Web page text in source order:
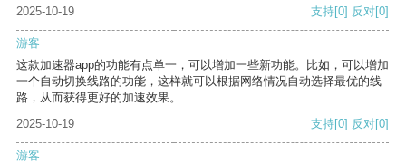
2025-10-19 支持[0] 反对[0]
游客
这款加速器app的功能有点单一，可以增加一些新功能。比如，可以增加
一个自动切换线路的功能，这样就可以根据网络情况自动选择最优的线
路，从而获得更好的加速效果。
2025-10-19
支持[0] 反对[0]
游客